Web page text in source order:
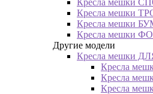
Кресла мешки
Кресла мешки
Кресла мешки
Кресла мешки
Другие модели
Кресла мешки
Кресла
Кресла
Кресла